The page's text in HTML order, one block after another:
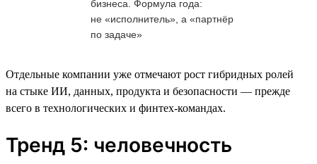
бизнеса. Формула года:
не «исполнитель», а «партнёр
по задаче»
Отдельные компании уже отмечают рост гибридных ролей
на стыке ИИ, данных, продукта и безопасности — прежде
всего в технологических и финтех-командах.
Тренд 5: человечность